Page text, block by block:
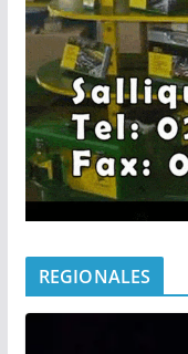
REGIONALES